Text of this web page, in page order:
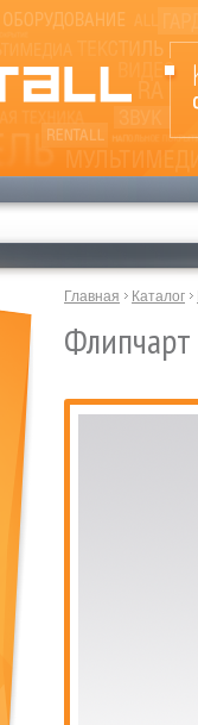
Главная Каталог
Флипчарт